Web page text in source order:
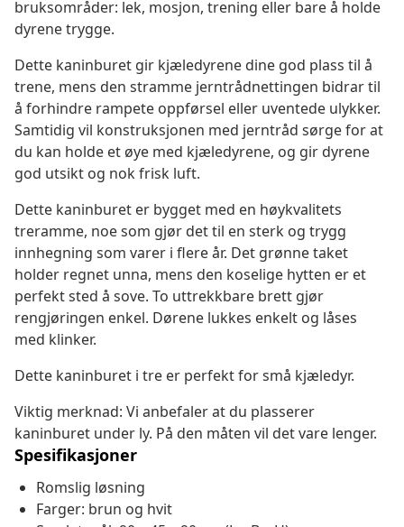
bruksområder: lek, mosjon, trening eller bare å holde
dyrene trygge.
Dette kaninburet gir kjæledyrene dine god plass til å
trene, mens den stramme jerntrådnettingen bidrar til
å forhindre rampete oppførsel eller uventede ulykker.
Samtidig vil konstruksjonen med jerntråd sørge for at
du kan holde et øye med kjæledyrene, og gir dyrene
god utsikt og nok frisk luft.
Dette kaninburet er bygget med en høykvalitets
treramme, noe som gjør det til en sterk og trygg
innhegning som varer i flere år. Det grønne taket
holder regnet unna, mens den koselige hytten er et
perfekt sted å sove. To uttrekkbare brett gjør
rengjøringen enkel. Dørene lukkes enkelt og låses
med klinker.
Dette kaninburet i tre er perfekt for små kjæledyr.
Viktig merknad: Vi anbefaler at du plasserer
kaninburet under ly. På den måten vil det vare lenger.
Spesifikasjoner
Romslig løsning
Farger: brun og hvit